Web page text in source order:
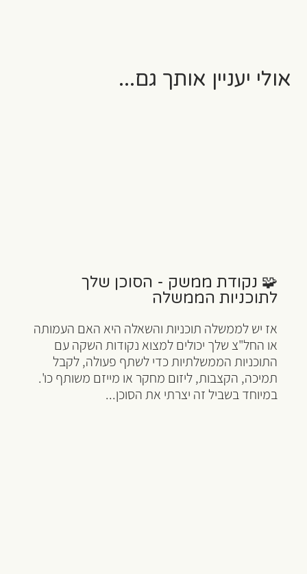
אולי יעניין אותך גם...
🧩 נקודת ממשק - הסוכן שלך
לתוכניות הממשלה
אז יש לממשלה תוכניות והשאלה היא האם העמותה
או החל"צ שלך יכולים למצוא נקודות השקה עם
התוכניות הממשלתיות כדי לשתף פעולה, לקבל
תמיכה, הקצבות, ליזום מחקר או מייזם משותף כו'.
במיוחד בשביל זה יצרתי את הסוכן...